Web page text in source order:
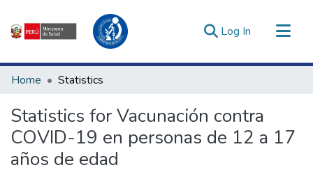
Log In (current)
Communities & Collections
Estadísticas Externas
Enlaces de interés ▾
Home Statistics
Statistics for Vacunación contra
COVID-19 en personas de 12 a 17
años de edad